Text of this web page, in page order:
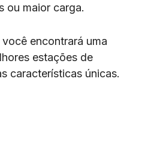
ou maior carga.
encontrará uma
estações de
características únicas.